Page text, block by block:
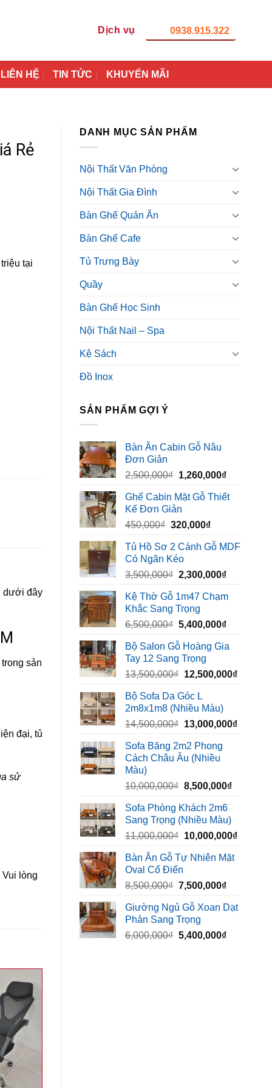
Dịch vụ 0938.915.322
LIÊN HỆ TIN TỨC KHUYẾN MÃI
DANH MỤC SẢN PHẨM
Nội Thất Văn Phòng
Nội Thất Gia Đình
Bàn Ghế Quán Ăn
Bàn Ghế Cafe
Tủ Trưng Bày
Quầy
Bàn Ghế Học Sinh
Nội Thất Nail – Spa
Kệ Sách
Đồ Inox
SẢN PHẨM GỢI Ý
Bàn Ăn Cabin Gỗ Nâu
Đơn Giản
2,500,000₫ Giá
là:
2,500,000₫.
1,260,000₫Giá
tại
Ghế Cabin Mặt Gỗ Thiết
Kế Đơn Giản
450,000₫ Giá
là:
450,000₫.
320,000₫Giá
tại
320,000₫.
Tủ Hồ Sơ 2 Cánh Gỗ MDF
Có Ngăn Kéo
3,500,000₫ Giá
là:
3,500,000₫.
2,300,000₫Giá
tại
Kệ Thờ Gỗ 1m47 Chạm
Khắc Sang Trọng
6,500,000₫ Giá
là:
6,500,000₫.
5,400,000₫Giá
tại
Bộ Salon Gỗ Hoàng Gia
Tay 12 Sang Trọng
13,500,000₫ Giá
là:
13,500,000₫.
12,500,000₫Giá
Bộ Sofa Da Góc L
2m8x1m8 (Nhiều Màu)
14,500,000₫ Giá
là:
14,500,000₫.
13,000,000₫Giá
Sofa Băng 2m2 Phong
Cách Châu Âu (Nhiều
Màu)
10,000,000₫ Giá
là:
10,000,000₫.
8,500,000₫Giá
là:
Sofa Phòng Khách 2m6
Sang Trọng (Nhiều Màu)
11,000,000₫ Giá
là:
10,000,000₫Giá
Bàn Ăn Gỗ Tự Nhiên Mặt
Oval Cổ Điển
8,500,000₫ Giá
là:
8,500,000₫.
7,500,000₫Giá
tại
Giường Ngủ Gỗ Xoan Dạt
Phản Sang Trọng
6,000,000₫ Giá
5,400,000₫Giá
Rẻ
tại
dưới đây
sản
đại, tủ
sử
Vui lòng